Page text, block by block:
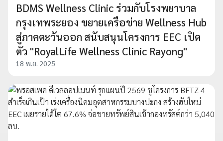
BDMS Wellness Clinic ร่วมกับโรงพยาบาล
กรุงเทพระยอง ขยายเครือข่าย Wellness Hub
สู่ภาคตะวันออก สนับสนุนโครงการ EEC เปิด
ตัว "RoyalLife Wellness Clinic Rayong"
18 พ.ย. 2025